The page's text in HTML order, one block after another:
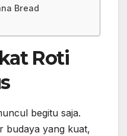
Bread
Roti
begitu saja.
budaya yang kuat,